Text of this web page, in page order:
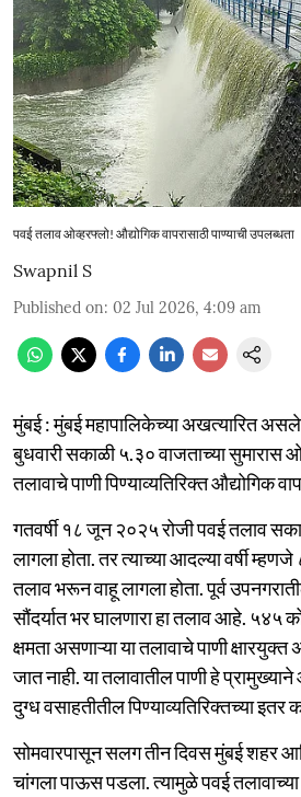
पवई तलाव ओव्हरफ्लो! औद्योगिक वापरासाठी पाण्याची उपलब्धता
Swapnil S
Published on: 02 Jul 2026, 4:09 am
मुंबई : मुंबई महापालिकेच्या अखत्यारित
बुधवारी सकाळी ५.३० वाजताच्या सुमारास
तलावाचे पाणी पिण्याव्यतिरिक्त औद्योगिक
गतवर्षी १८ जून २०२५ रोजी पवई तलाव
लागला होता. तर त्याच्या आदल्या वर्षी
तलाव भरून वाहू लागला होता. पूर्व
सौंदर्यात भर घालणारा हा तलाव आहे. ५४५
क्षमता असणाऱ्या या तलावाचे पाणी
जात नाही. या तलावातील पाणी हे
दुग्ध वसाहतीतील पिण्याव्यतिरिक्तच्या इतर
सोमवारपासून सलग तीन दिवस मुंबई शहर
चांगला पाऊस पडला. त्यामुळे पवई तलावाच्या